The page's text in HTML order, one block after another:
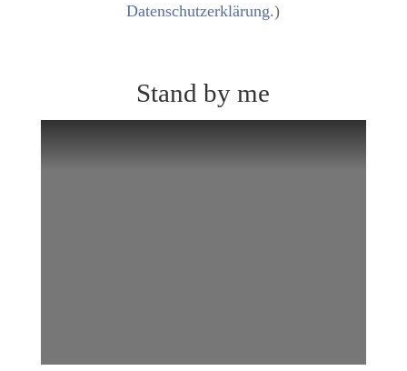
Datenschutzerklärung.)
Stand by me